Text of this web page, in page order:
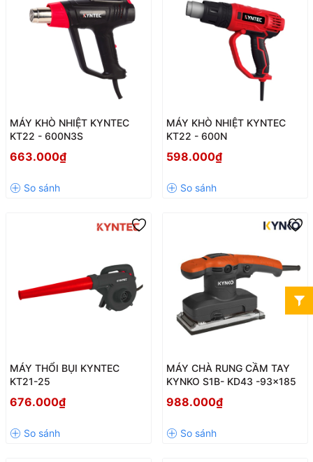
MÁY KHÒ NHIỆT KYNTEC
KT22 - 600N3S
663.000₫
MÁY KHÒ NHIỆT KYNTEC
KT22 - 600N
598.000₫
MÁY THỔI BỤI KYNTEC
KT21-25
676.000₫
MÁY CHÀ RUNG CẦM TAY
KYNKO S1B- KD43 -93x185
988.000₫